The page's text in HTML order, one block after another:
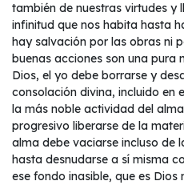
también de nuestras virtudes y
infinitud que nos habita hasta
hay salvación por las obras ni
buenas acciones son una pura
Dios, el yo debe borrarse y
consolación divina, incluido en
la más noble actividad del
progresivo liberarse de la
alma debe vaciarse incluso de
hasta desnudarse a sí misma
ese fondo inasible, que es Dios